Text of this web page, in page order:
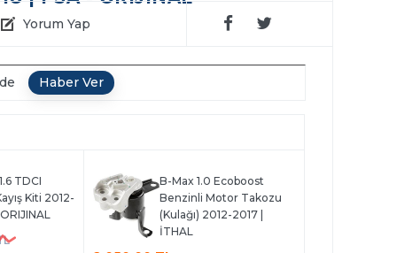
Yorum Yap
TDCI
Kiti 2012-
B-Max 1.0 Ecoboost
Benzinli Motor Takozu
(Kulağı) 2012-2017 |
İTHAL